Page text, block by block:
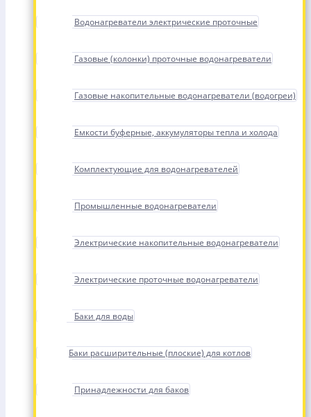
Водонагреватели электрические проточные
Газовые (колонки) проточные водонагреватели
Газовые накопительные водонагреватели (водогреи)
Емкости буферные, аккумуляторы тепла и холода
Комплектующие для водонагревателей
Промышленные водонагреватели
Электрические накопительные водонагреватели
Электрические проточные водонагреватели
Баки для воды
Баки расширительные (плоские) для котлов
Принадлежности для баков